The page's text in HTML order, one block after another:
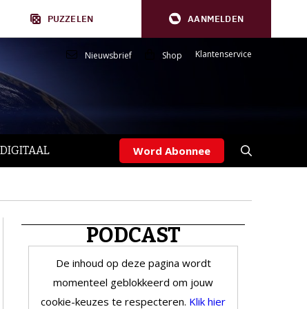
PUZZELEN AANMELDEN
Nieuwsbrief Shop Klantenservice
Word Abonnee
PODCAST
De inhoud op deze pagina wordt
momenteel geblokkeerd om jouw
cookie-keuzes te respecteren. Klik hier